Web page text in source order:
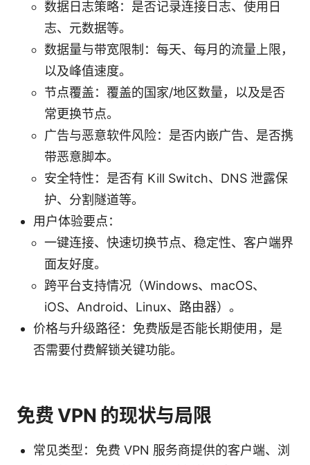
数据日志策略：是否记录连接日志、使用日
志、元数据等。
数据量与带宽限制：每天、每月的流量上限，
以及峰值速度。
节点覆盖：覆盖的国家/地区数量，以及是否
常更换节点。
广告与恶意软件风险：是否内嵌广告、是否携
带恶意脚本。
安全特性：是否有 Kill Switch、DNS 泄露保
护、分割隧道等。
用户体验要点：
一键连接、快速切换节点、稳定性、客户端界
面友好度。
跨平台支持情况（Windows、macOS、
iOS、Android、Linux、路由器）。
价格与升级路径：免费版是否能长期使用，是
否需要付费解锁关键功能。
免费 VPN 的现状与局限
常见类型：免费 VPN 服务商提供的客户端、浏